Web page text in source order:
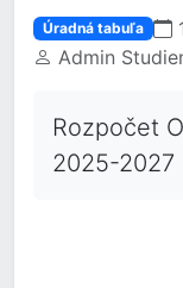
Úradná tabuľa
Admin
Rozpočet
2025-2027